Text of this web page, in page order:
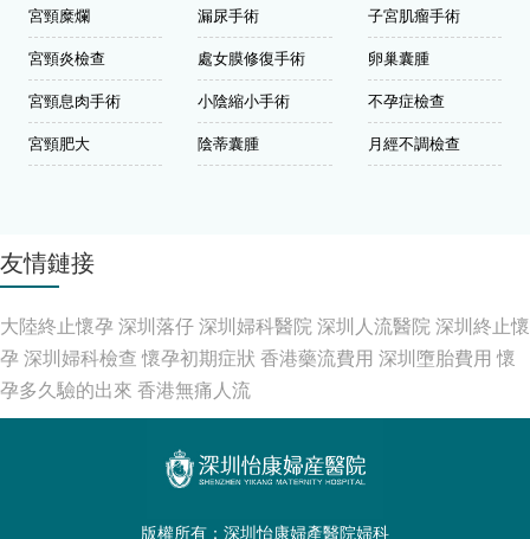
宮頸糜爛
宮頸炎檢查
宮頸息肉手術
宮頸肥大
漏尿手術
處女膜修復手術
小陰縮小手術
陰蒂囊腫
子宮肌瘤手術
卵巢囊腫
不孕症檢查
月經不調檢查
友情鏈接
大陸終止懷孕 深圳落仔深圳婦科醫院深圳人流醫院深圳終止懷
孕 深圳婦科檢查 懷孕初期症狀 香港藥流費用 深圳墮胎費用 懷
孕多久驗的出來 香港無痛人流
版權所有：深圳怡康婦產醫院婦科